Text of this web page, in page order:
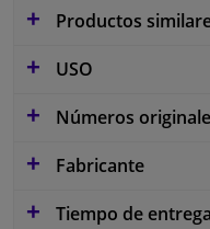
Productos
USO
Números
Fabricante
Tiempo de entrega